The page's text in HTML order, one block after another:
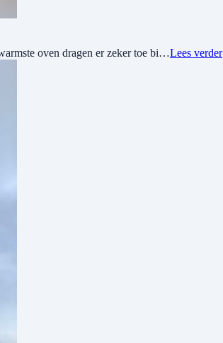
oven dragen er zeker toe bi…Lees verder